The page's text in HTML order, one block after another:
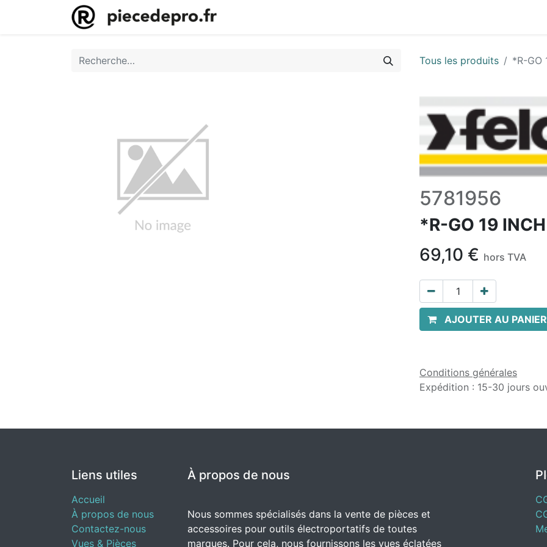
Tous les produits *R-GO
5781956
*R-GO 19 INCH
69,10 € hors TVA
AJOUTER AU PANIER
Conditions générales
Expédition : 15-30 jours
Liens utiles
Accueil
À propos de nous
Contactez-nous
Vues & Pièces
À propos de nous
Nous sommes spécialisés dans la vente de pièces et
accessoires pour outils électroportatifs de toutes
marques. Pour cela, nous fournissons les vues éclatées